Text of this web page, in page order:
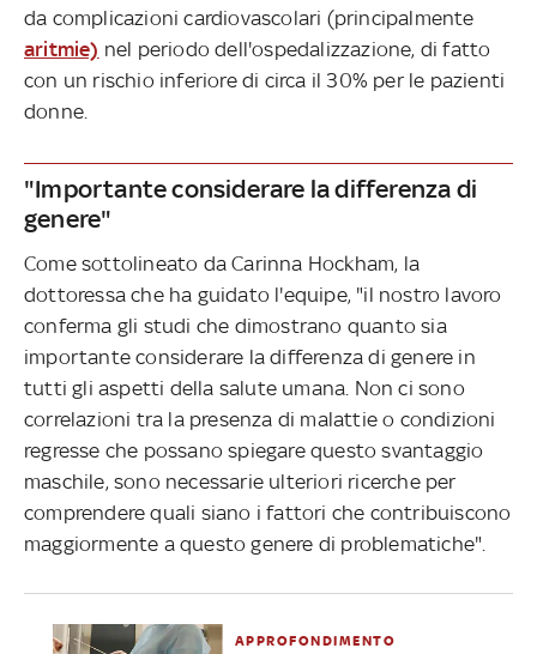
da complicazioni cardiovascolari (principalmente
aritmie) nel periodo dell'ospedalizzazione, di fatto
con un rischio inferiore di circa il 30% per le pazienti
donne.
"Importante considerare la differenza di
genere"
Come sottolineato da Carinna Hockham, la
dottoressa che ha guidato l'equipe, "il nostro lavoro
conferma gli studi che dimostrano quanto sia
importante considerare la differenza di genere in
tutti gli aspetti della salute umana. Non ci sono
correlazioni tra la presenza di malattie o condizioni
regresse che possano spiegare questo svantaggio
maschile, sono necessarie ulteriori ricerche per
comprendere quali siano i fattori che contribuiscono
maggiormente a questo genere di problematiche".
APPROFONDIMENTO